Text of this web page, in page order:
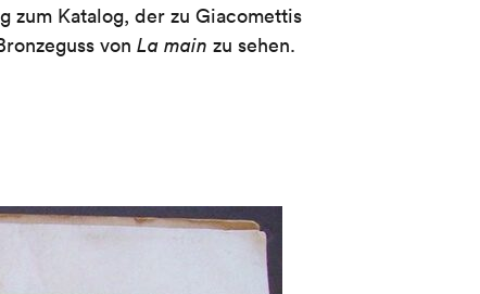
zum Katalog, der zu Giacomettis
von La main zu sehen.